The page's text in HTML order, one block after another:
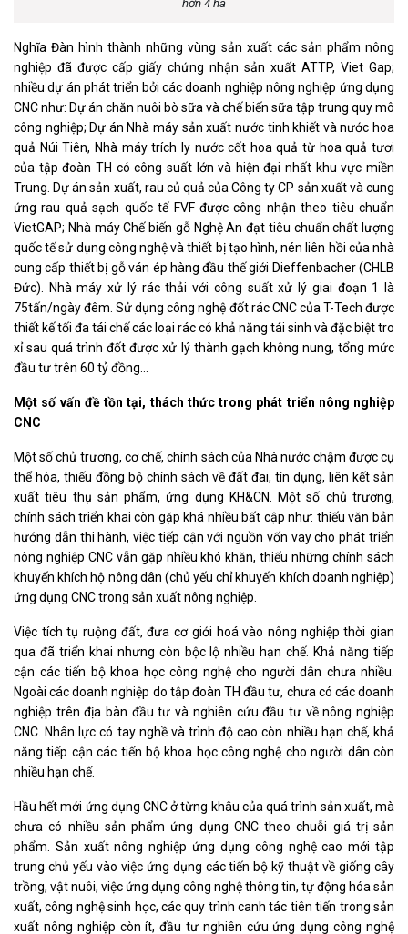
hơn 4 ha
Nghĩa Đàn hình thành những vùng sản xuất các sản phẩm nông
nghiệp đã được cấp giấy chứng nhận sản xuất ATTP, Viet Gap;
nhiều dự án phát triển bởi các doanh nghiệp nông nghiệp ứng dụng
CNC như: Dự án chăn nuôi bò sữa và chế biến sữa tập trung quy mô
công nghiệp; Dự án Nhà máy sản xuất nước tinh khiết và nước hoa
quả Núi Tiên, Nhà máy trích ly nước cốt hoa quả từ hoa quả tươi
của tập đoàn TH có công suất lớn và hiện đại nhất khu vực miền
Trung. Dự án sản xuất, rau củ quả của Công ty CP sản xuất và cung
ứng rau quả sạch quốc tế FVF được công nhận theo tiêu chuẩn
VietGAP; Nhà máy Chế biến gỗ Nghệ An đạt tiêu chuẩn chất lượng
quốc tế sử dụng công nghệ và thiết bị tạo hình, nén liên hồi của nhà
cung cấp thiết bị gỗ ván ép hàng đầu thế giới Dieffenbacher (CHLB
Đức). Nhà máy xử lý rác thải với công suất xử lý giai đoạn 1 là
75tấn/ngày đêm. Sử dụng công nghệ đốt rác CNC của T-Tech được
thiết kế tối đa tái chế các loại rác có khả năng tái sinh và đặc biệt tro
xỉ sau quá trình đốt được xử lý thành gạch không nung, tổng mức
đầu tư trên 60 tỷ đồng…
Một số vấn đề tồn tại, thách thức trong phát triển nông nghiệp
CNC
Một số chủ trương, cơ chế, chính sách của Nhà nước chậm được cụ
thể hóa, thiếu đồng bộ chính sách về đất đai, tín dụng, liên kết sản
xuất tiêu thụ sản phẩm, ứng dụng KH&CN. Một số chủ trương,
chính sách triển khai còn gặp khá nhiều bất cập như: thiếu văn bản
hướng dẫn thi hành, việc tiếp cận với nguồn vốn vay cho phát triển
nông nghiệp CNC vẫn gặp nhiều khó khăn, thiếu những chính sách
khuyến khích hộ nông dân (chủ yếu chỉ khuyến khích doanh nghiệp)
ứng dụng CNC trong sản xuất nông nghiệp.
Việc tích tụ ruộng đất, đưa cơ giới hoá vào nông nghiệp thời gian
qua đã triển khai nhưng còn bộc lộ nhiều hạn chế. Khả năng tiếp
cận các tiến bộ khoa học công nghệ cho người dân chưa nhiều.
Ngoài các doanh nghiệp do tập đoàn TH đầu tư, chưa có các doanh
nghiệp trên địa bàn đầu tư và nghiên cứu đầu tư về nông nghiệp
CNC. Nhân lực có tay nghề và trình độ cao còn nhiều hạn chế, khả
năng tiếp cận các tiến bộ khoa học công nghệ cho người dân còn
nhiều hạn chế.
Hầu hết mới ứng dụng CNC ở từng khâu của quá trình sản xuất, mà
chưa có nhiều sản phẩm ứng dụng CNC theo chuỗi giá trị sản
phẩm. Sản xuất nông nghiệp ứng dụng công nghệ cao mới tập
trung chủ yếu vào việc ứng dụng các tiến bộ kỹ thuật về giống cây
trồng, vật nuôi, việc ứng dụng công nghệ thông tin, tự động hóa sản
xuất, công nghệ sinh học, các quy trình canh tác tiên tiến trong sản
xuất nông nghiệp còn ít, đầu tư nghiên cứu ứng dụng công nghệ